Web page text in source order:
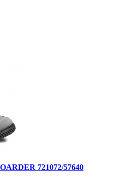
721072/57640